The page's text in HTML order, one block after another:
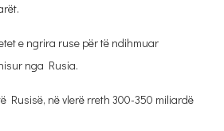
e ngrira ruse për të ndihmuar
nga Rusia.
Rusisë, në vlerë rreth 300-350 miliardë